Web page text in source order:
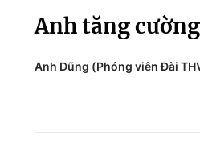
Anh tăng
Anh Dũng (Phóng viên Đài